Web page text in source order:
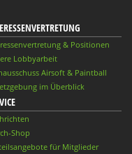
& Positionen
Lobbyarbeit
Airsoft & Paintball
im Überblick
Shop
für Mitglieder